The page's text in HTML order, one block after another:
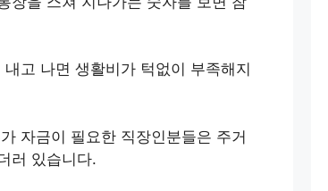
고 나면 생활비가 턱없이 부족해지
자금이 필요한 직장인분들은 주거
러 있습니다.